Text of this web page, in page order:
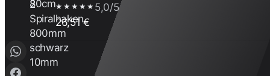
★★★★★ 5,0/5
26,51 €